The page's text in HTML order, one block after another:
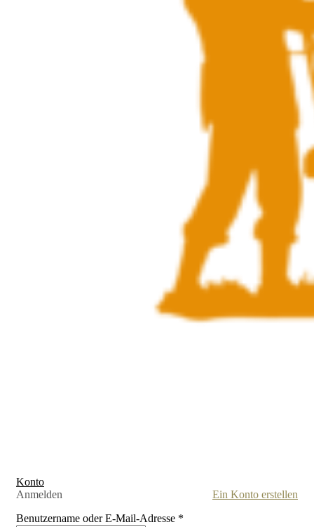
Konto
Anmelden
Ein Konto erstellen
Benutzername oder E-Mail-Adresse *